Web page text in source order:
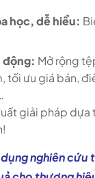
học, dễ hiểu:
động: Mở rộng
tối ưu giá bán,
giải pháp dựa
dụng nghiên cứu